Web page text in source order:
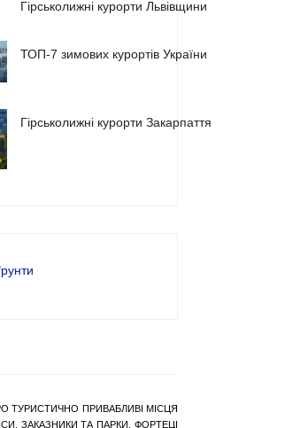
Гірськолижні курорти Львівщини
ТОП-7 зимових курортів України
Гірськолижні курорти Закарпаття
ТУРИСТИЧНО ПРИВАБЛИВІ МІСЦЯ
ЗАКАЗНИКИ ТА ПАРКИ, ФОРТЕЦІ